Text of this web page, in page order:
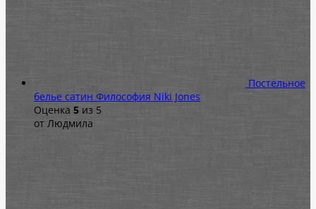
Постельное
белье сатин Философия Niki Jones
Оценка 5 из 5
от Людмила